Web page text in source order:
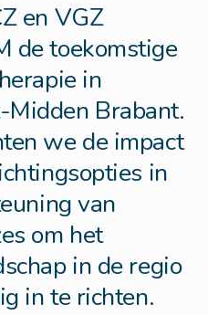
en VGZ
de toekomstige
in
Brabant.
we de impact
in
van
om het
in de regio
in te richten.